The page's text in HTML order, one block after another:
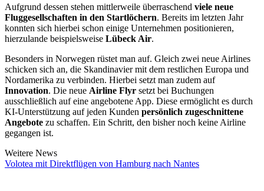
Aufgrund dessen stehen mittlerweile überraschend viele neue
Fluggesellschaften in den Startlöchern. Bereits im letzten Jahr
konnten sich hierbei schon einige Unternehmen positionieren,
hierzulande beispielsweise Lübeck Air.
Besonders in Norwegen rüstet man auf. Gleich zwei neue Airlines
schicken sich an, die Skandinavier mit dem restlichen Europa und
Nordamerika zu verbinden. Hierbei setzt man zudem auf
Innovation. Die neue Airline Flyr setzt bei Buchungen
ausschließlich auf eine angebotene App. Diese ermöglicht es durch
KI-Unterstützung auf jeden Kunden persönlich zugeschnittene
Angebote zu schaffen. Ein Schritt, den bisher noch keine Airline
gegangen ist.
Weitere News
Volotea mit Direktflügen von Hamburg nach Nantes